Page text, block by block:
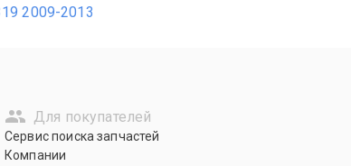
2009-2013
Для покупателей
Сервис поиска запчастей
Компании